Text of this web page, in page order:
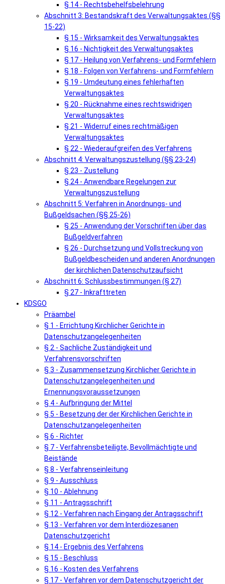
§ 14 - Rechtsbehelfsbelehrung
Abschnitt 3: Bestandskraft des Verwaltungsaktes (§§
15-22)
§ 15 - Wirksamkeit des Verwaltungsaktes
§ 16 - Nichtigkeit des Verwaltungsaktes
§ 17 - Heilung von Verfahrens- und Formfehlern
§ 18 - Folgen von Verfahrens- und Formfehlern
§ 19 - Umdeutung eines fehlerhaften
Verwaltungsaktes
§ 20 - Rücknahme eines rechtswidrigen
Verwaltungsaktes
§ 21 - Widerruf eines rechtmäßigen
Verwaltungsaktes
§ 22 - Wiederaufgreifen des Verfahrens
Abschnitt 4: Verwaltungszustellung (§§ 23-24)
§ 23 - Zustellung
§ 24 - Anwendbare Regelungen zur
Verwaltungszustellung
Abschnitt 5: Verfahren in Anordnungs- und
Bußgeldsachen (§§ 25-26)
§ 25 - Anwendung der Vorschriften über das
Bußgeldverfahren
§ 26 - Durchsetzung und Vollstreckung von
Bußgeldbescheiden und anderen Anordnungen
der kirchlichen Datenschutzaufsicht
Abschnitt 6: Schlussbestimmungen (§ 27)
§ 27 - Inkrafttreten
KDSGO
Präambel
§ 1 - Errichtung Kirchlicher Gerichte in
Datenschutzangelegenheiten
§ 2 - Sachliche Zuständigkeit und
Verfahrensvorschriften
§ 3 - Zusammensetzung Kirchlicher Gerichte in
Datenschutzangelegenheiten und
Ernennungsvoraussetzungen
§ 4 - Aufbringung der Mittel
§ 5 - Besetzung der der Kirchlichen Gerichte in
Datenschutzangelegenheiten
§ 6 - Richter
§ 7 - Verfahrensbeteiligte, Bevollmächtigte und
Beistände
§ 8 - Verfahrenseinleitung
§ 9 - Ausschluss
§ 10 - Ablehnung
§ 11 - Antragsschrift
§ 12 - Verfahren nach Eingang der Antragsschrift
§ 13 - Verfahren vor dem Interdiözesanen
Datenschutzgericht
§ 14 - Ergebnis des Verfahrens
§ 15 - Beschluss
§ 16 - Kosten des Verfahrens
§ 17 - Verfahren vor dem Datenschutzgericht der